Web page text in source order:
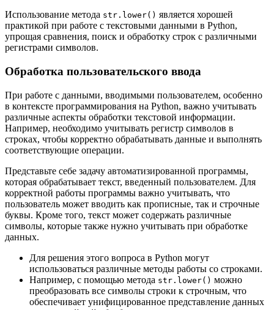
Использование метода str.lower() является хорошей
практикой при работе с текстовыми данными в Python,
упрощая сравнения, поиск и обработку строк с различными
регистрами символов.
Обработка пользовательского ввода
При работе с данными, вводимыми пользователем, особенно
в контексте программирования на Python, важно учитывать
различные аспекты обработки текстовой информации.
Например, необходимо учитывать регистр символов в
строках, чтобы корректно обрабатывать данные и выполнять
соответствующие операции.
Представьте себе задачу автоматизированной программы,
которая обрабатывает текст, введенный пользователем. Для
корректной работы программы важно учитывать, что
пользователь может вводить как прописные, так и строчные
буквы. Кроме того, текст может содержать различные
символы, которые также нужно учитывать при обработке
данных.
Для решения этого вопроса в Python могут
использоваться различные методы работы со строками.
Например, с помощью метода str.lower() можно
преобразовать все символы строки к строчным, что
обеспечивает унифицированное представление данных